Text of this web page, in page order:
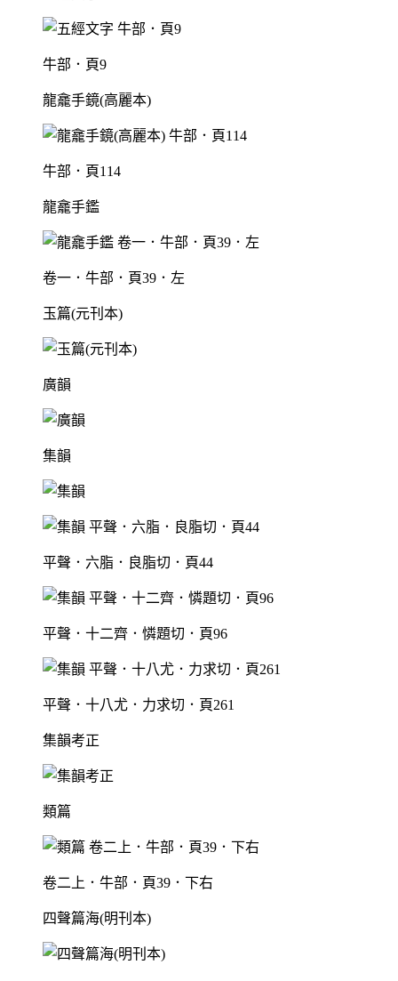
牛部．頁9
龍龕手鏡(高麗本)
牛部．頁114
龍龕手鑑
卷一．牛部．頁39．左
玉篇(元刊本)
廣韻
集韻
平聲．六脂．良脂切．頁44
平聲．十二齊．憐題切．頁96
平聲．十八尤．力求切．頁261
集韻考正
類篇
卷二上．牛部．頁39．下右
四聲篇海(明刊本)